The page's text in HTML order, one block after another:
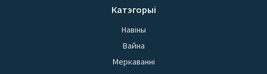
Катэгорыі
Навіны
Вайна
Меркаванні